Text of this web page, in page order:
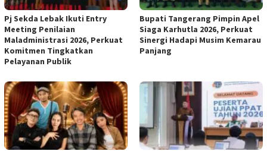
Pj Sekda Lebak Ikuti Entry
Meeting Penilaian
Maladministrasi 2026, Perkuat
Komitmen Tingkatkan
Pelayanan Publik
Bupati Tangerang Pimpin Apel
Siaga Karhutla 2026, Perkuat
Sinergi Hadapi Musim Kemarau
Panjang